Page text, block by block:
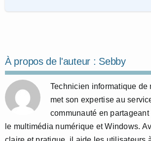
À propos de l'auteur : Sebby
Technicien informatique de
met son expertise au
communauté en
le multimédia numérique et Windows.